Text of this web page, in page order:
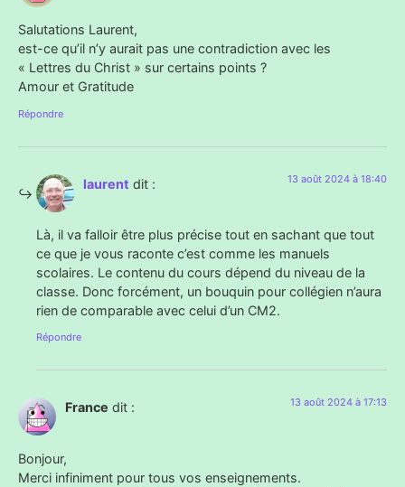
Salutations Laurent,
est-ce qu’il n’y aurait pas une contradiction avec les
« Lettres du Christ » sur certains points ?
Amour et Gratitude
Répondre
laurent dit : 13 août 2024 à 18:40
Là, il va falloir être plus précise tout en sachant que tout
ce que je vous raconte c’est comme les manuels
scolaires. Le contenu du cours dépend du niveau de la
classe. Donc forcément, un bouquin pour collégien n’aura
rien de comparable avec celui d’un CM2.
Répondre
France dit : 13 août 2024 à 17:13
Bonjour,
Merci infiniment pour tous vos enseignements.